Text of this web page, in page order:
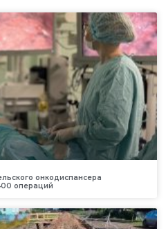
онкодиспансера
операций